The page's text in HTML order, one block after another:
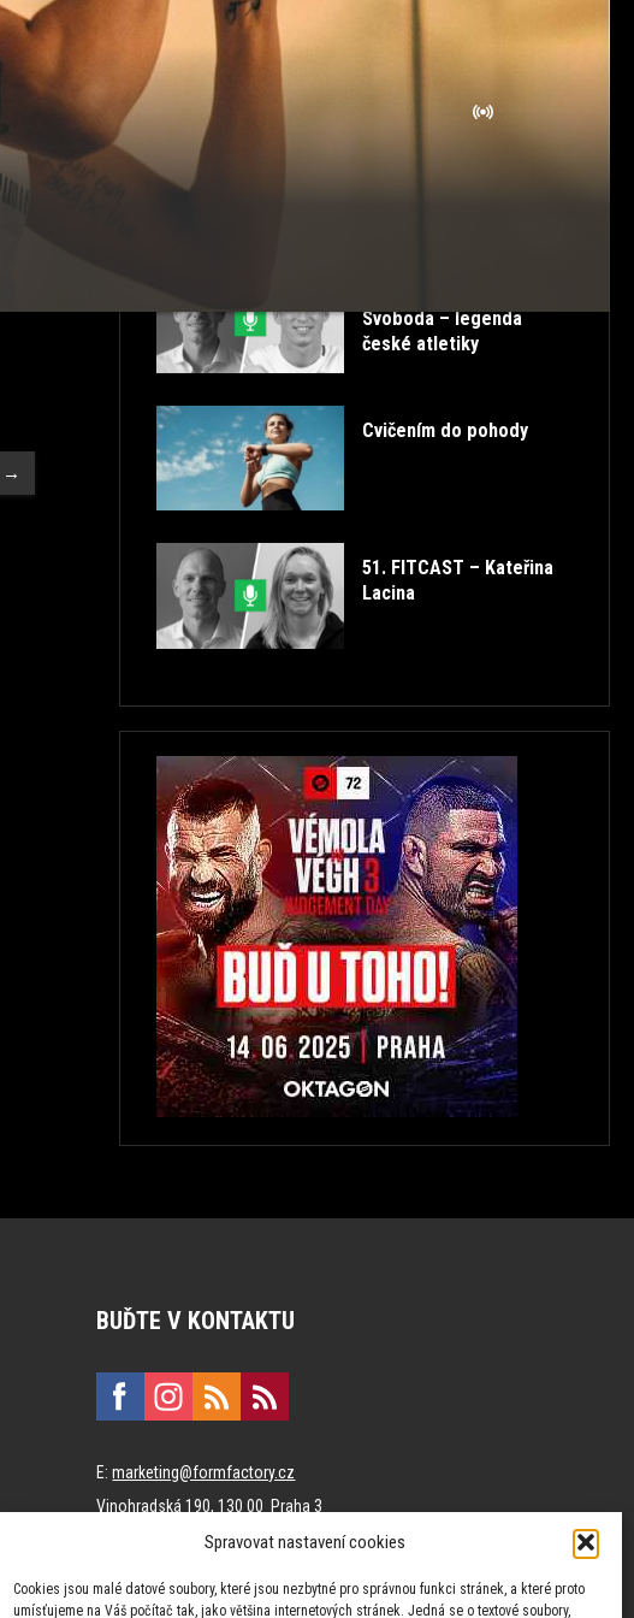
Spravovat nastavení cookies
Cookies jsou malé datové soubory, které jsou nezbytné pro správnou funkci stránek, a které proto
umísťujeme na Váš počítač tak, jako většina internetových stránek. Jedná se o textové soubory,
→
ROZCVIČKA
TANEC
TRENDY
ZDRAVÁ ZÁDA
Svoboda – legenda
české atletiky
Cvičením do pohody
51. FITCAST – Kateřina
Lacina
BUĎTE V KONTAKTU
E:marketing@formfactory.cz
Vinohradská 190, 130 00 Praha 3